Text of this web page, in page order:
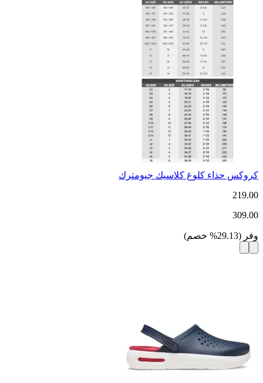
كروكس حذاء كلوغ كلاسيك جيومترك
219.00
309.00
وفر (
29.13
% خصم)